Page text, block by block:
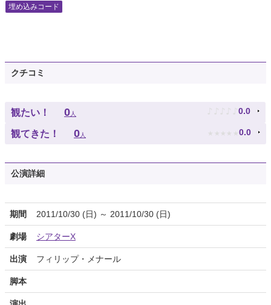
埋め込みコード
クチコミ
観たい！ 0人 ♪ ♪ ♪ ♪ ♪ 0.0
観てきた！ 0人 ★ ★ ★ ★ ★ 0.0
公演詳細
期間 2011/10/30 (日) ～ 2011/10/30 (日)
劇場 シアターX
出演 フィリップ・メナール
脚本